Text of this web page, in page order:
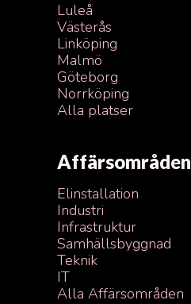
Luleå
Västerås
Linköping
Malmö
Göteborg
Norrköping
Alla platser
Affärsområden
Elinstallation
Industri
Infrastruktur
Samhällsbyggnad
Teknik
IT
Alla Affärsområden